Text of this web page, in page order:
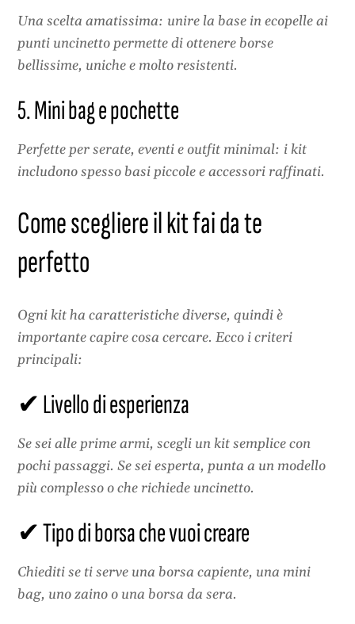
Una scelta amatissima: unire la base in ecopelle ai
punti uncinetto permette di ottenere borse
bellissime, uniche e molto resistenti.
5. Mini bag e pochette
Perfette per serate, eventi e outfit minimal: i kit
includono spesso basi piccole e accessori raffinati.
Come scegliere il kit fai da te
perfetto
Ogni kit ha caratteristiche diverse, quindi è
importante capire cosa cercare. Ecco i criteri
principali:
✔ Livello di esperienza
Se sei alle prime armi, scegli un kit semplice con
pochi passaggi. Se sei esperta, punta a un modello
più complesso o che richiede uncinetto.
✔ Tipo di borsa che vuoi creare
Chiediti se ti serve una borsa capiente, una mini
bag, uno zaino o una borsa da sera.